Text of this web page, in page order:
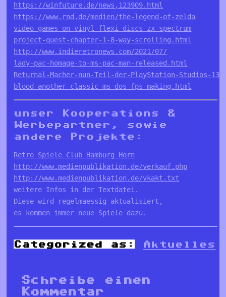
https://winfuture.de/news,123909.html
https://www.rnd.de/medien/the-legend-of-zelda
video-games-on-vinyl-flexi-discs-zx-spectrum
project-quest-chapter-1-8-way-scrolling.html
http://www.indieretronews.com/2021/07/
lady-pac-homage-to-ms-pac-man-released.html
Returnal-Macher-nun-Teil-der-PlayStation-Studios-
blood-another-classic-ms-dos-fps-making.html
unser Kooperations &
Werbepartner, sowie
andere Projekte:
Retro Spiele Club Hamburg Horn
http://www.medienpublikation.de/verkauf.php
http://www.medienpublikation.de/vkakt.txt
weitere Infos in der Textdatei.
Diese wird regelmaessig aktualisiert,
es kommen immer neue Spiele dazu.
Categorized as: Aktuelles
Schreibe einen
Kommentar